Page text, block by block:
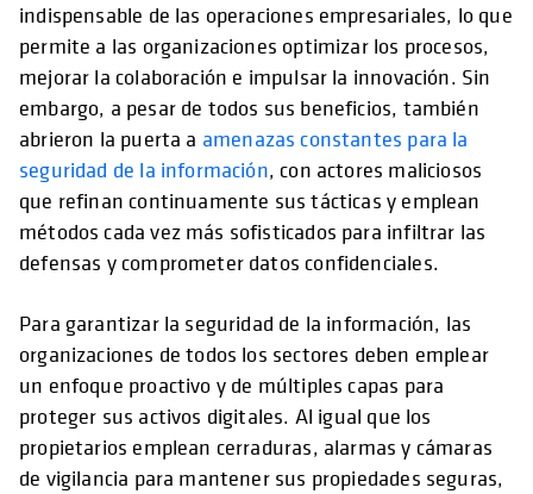
indispensable de las operaciones empresariales, lo que
permite a las organizaciones optimizar los procesos,
mejorar la colaboración e impulsar la innovación. Sin
embargo, a pesar de todos sus beneficios, también
abrieron la puerta a amenazas constantes para la
seguridad de la información, con actores maliciosos
que refinan continuamente sus tácticas y emplean
métodos cada vez más sofisticados para infiltrar las
defensas y comprometer datos confidenciales.
Para garantizar la seguridad de la información, las
organizaciones de todos los sectores deben emplear
un enfoque proactivo y de múltiples capas para
proteger sus activos digitales. Al igual que los
propietarios emplean cerraduras, alarmas y cámaras
de vigilancia para mantener sus propiedades seguras,